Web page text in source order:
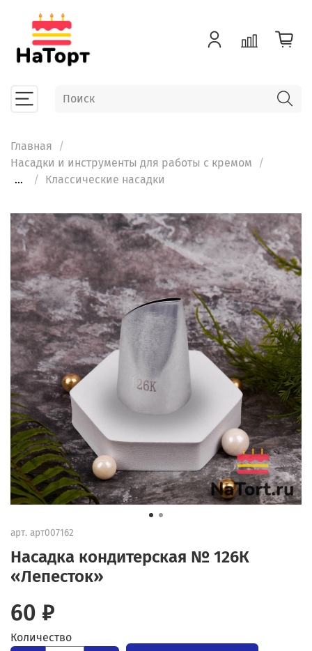
Главная
Насадки и инструменты для работы с кремом
...
Классические насадки
арт. арт007162
Насадка кондитерская № 126К
«Лепесток»
60 ₽
Количество